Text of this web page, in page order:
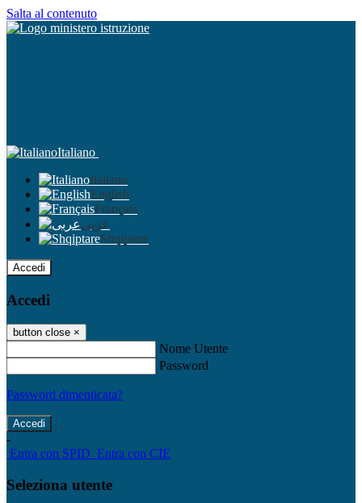
Salta al contenuto
Italiano
Italiano
English
Français
عربى
Shqiptare
Accedi
Accedi
button close ×
Nome Utente
Password
Password dimenticata?
-
Entra con SPID Entra con CIE
Seleziona utente